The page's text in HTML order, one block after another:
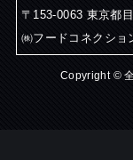
〒153-0063 東京都
㈱フードコネクショ
Copyright ©